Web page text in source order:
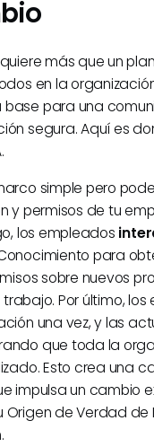
más que un
en la
para una
segura. Aquí es
simple pero
y permisos de tu
los empleados
para
sobre nuevos
Por último, los
una vez, y las
que toda la
Esto crea una
impulsa un cambio
de Verdad de